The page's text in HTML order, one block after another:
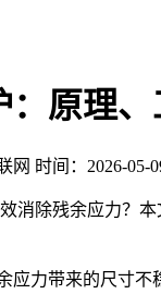
原理
网 时间：2026-05-
消除残余应力？
应力带来的尺寸